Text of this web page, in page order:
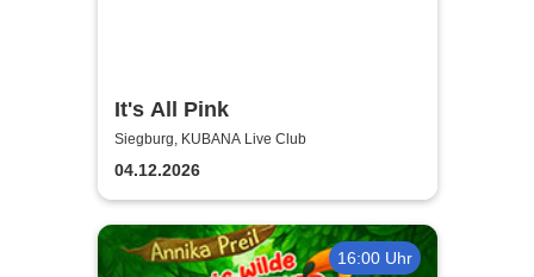
It's All Pink
Siegburg, KUBANA Live Club
04.12.2026
16:00 Uhr